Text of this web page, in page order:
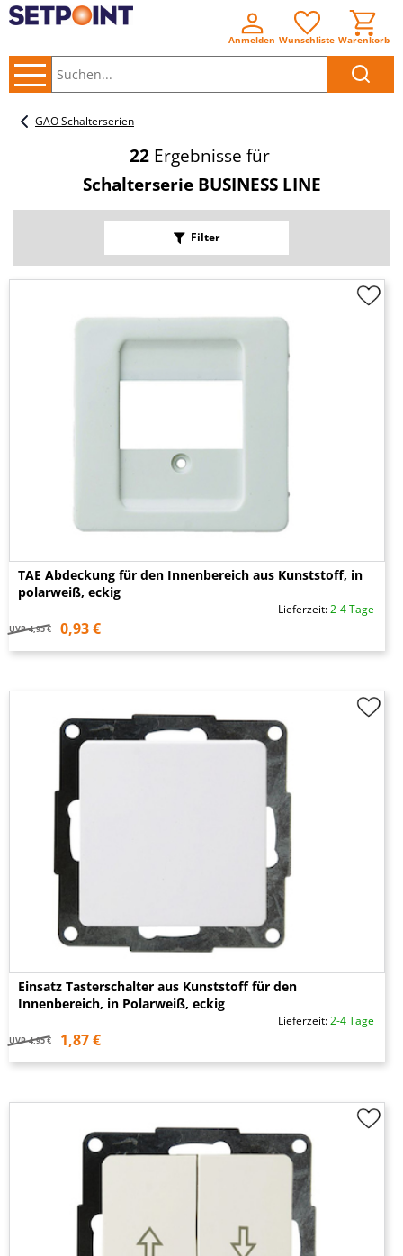
Anmelden Wunschliste Warenkorb
GAO Schalterserien
22Ergebnisse für
Schalterserie BUSINESS LINE
Filter
TAE Abdeckung für den Innenbereich aus Kunststoff, in
polarweiß, eckig
Lieferzeit:2-4 Tage
UVP 4,95 € 0,93 €
Einsatz Tasterschalter aus Kunststoff für den
Innenbereich, in Polarweiß, eckig
Lieferzeit:2-4 Tage
UVP 4,95 € 1,87 €